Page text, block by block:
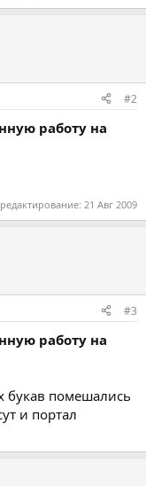
#2
работу на
21 Авг 2009
#3
работу на
букав помешались
и портал